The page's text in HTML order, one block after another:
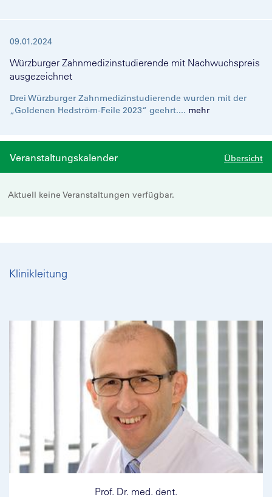
09.01.2024
Würzburger Zahnmedizinstudierende mit Nachwuchspreis
ausgezeichnet
Drei Würzburger Zahnmedizinstudierende wurden mit der
„Goldenen Hedström-Feile 2023“ geehrt.... mehr
Veranstaltungskalender Übersicht
Aktuell keine Veranstaltungen verfügbar.
Klinikleitung
Prof. Dr. med. dent.